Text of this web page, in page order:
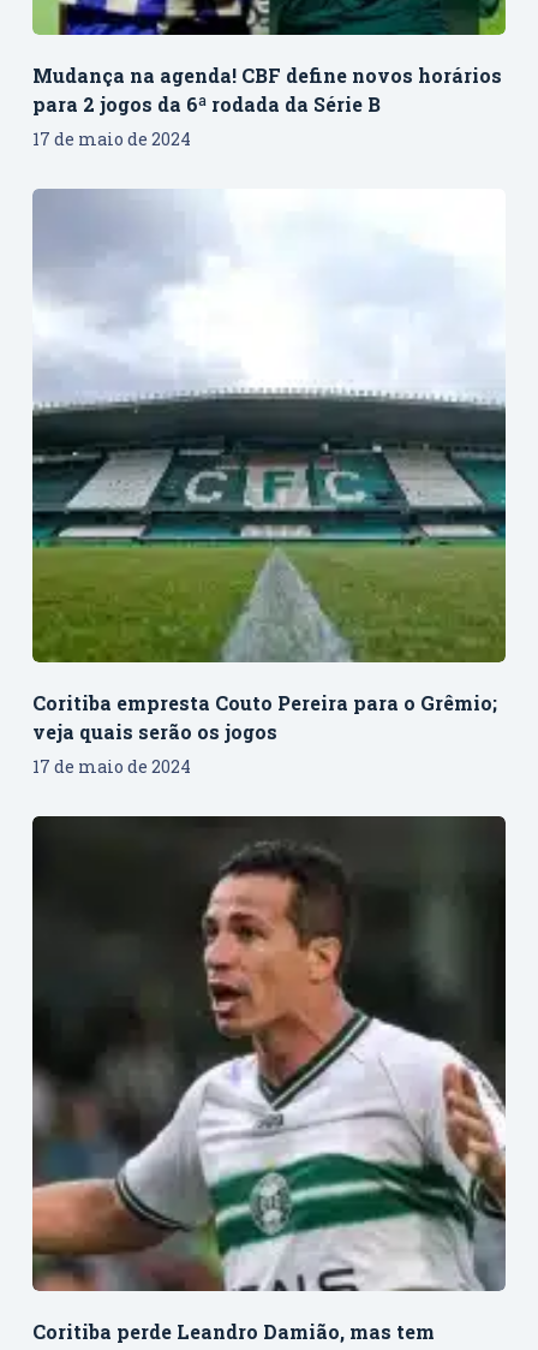
Mudança na agenda! CBF define novos horários
para 2 jogos da 6ª rodada da Série B
17 de maio de 2024
Coritiba empresta Couto Pereira para o Grêmio;
veja quais serão os jogos
17 de maio de 2024
Coritiba perde Leandro Damião, mas tem